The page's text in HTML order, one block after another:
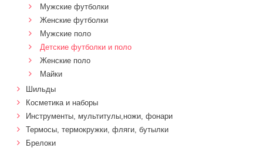
Мужские футболки
Женские футболки
Мужские поло
Детские футболки и поло
Женские поло
Майки
Шильды
Косметика и наборы
Инструменты, мультитулы,ножи, фонари
Термосы, термокружки, фляги, бутылки
Брелоки